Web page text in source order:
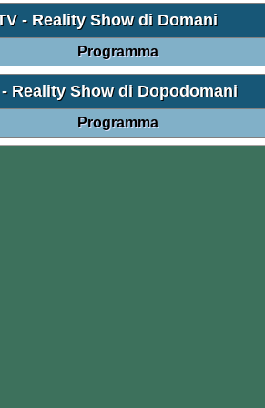
- Reality Show di Domani
Programma
Reality Show di Dopodomani
Programma